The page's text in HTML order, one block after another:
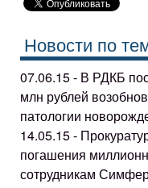
Новости по
07.06.15 - В РДКБ
млн рублей
патологии
14.05.15 -
погашения
сотрудникам